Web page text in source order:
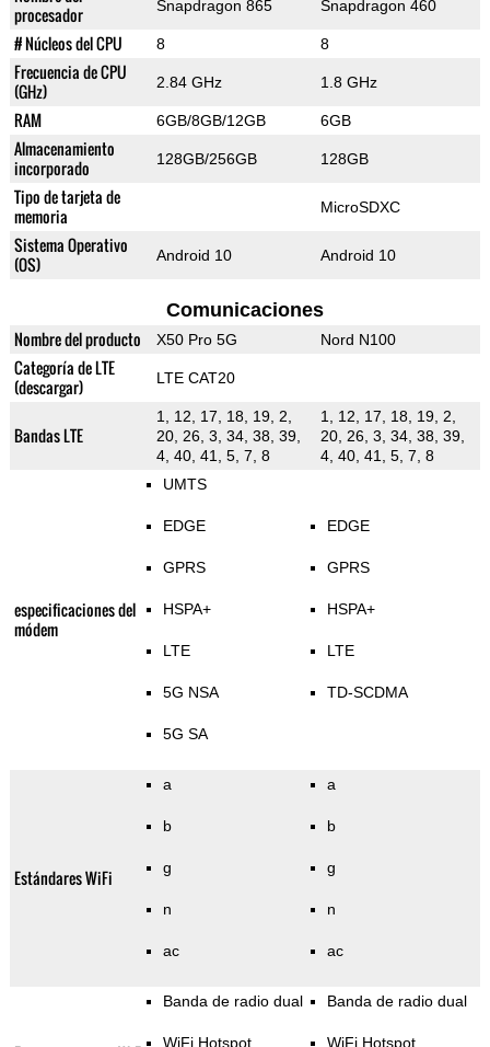
procesador
Snapdragon 865 Snapdragon 460
# Núcleos del CPU 8 8
Frecuencia de CPU
(GHz)
2.84 GHz 1.8 GHz
RAM 6GB/8GB/12GB 6GB
Almacenamiento
incorporado
128GB/256GB 128GB
Tipo de tarjeta de
memoria
MicroSDXC
Sistema Operativo
(OS)
Android 10 Android 10
Comunicaciones
Nombre del producto X50 Pro 5G Nord N100
Categoría de LTE
(descargar)
LTE CAT20
Bandas LTE
1, 12, 17, 18, 19, 2,
20, 26, 3, 34, 38, 39,
4, 40, 41, 5, 7, 8
1, 12, 17, 18, 19, 2,
20, 26, 3, 34, 38, 39,
4, 40, 41, 5, 7, 8
especificaciones del
módem
UMTS
EDGE
GPRS
HSPA+
LTE
5G NSA
5G SA
EDGE
GPRS
HSPA+
LTE
TD-SCDMA
Estándares WiFi
a
b
g
n
ac
a
b
g
n
ac
Banda de radio dual
WiFi Hotspot
Banda de radio dual
WiFi Hotspot